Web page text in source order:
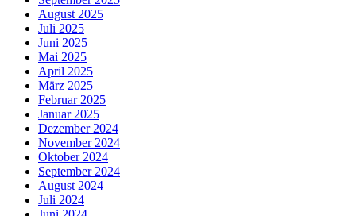
August 2025
Juli 2025
Juni 2025
Mai 2025
April 2025
März 2025
Februar 2025
Januar 2025
Dezember 2024
November 2024
Oktober 2024
September 2024
August 2024
Juli 2024